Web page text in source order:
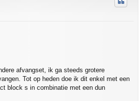
afvangset, ik ga steeds grotere
Tot op heden doe ik dit enkel met een
block s in combinatie met een dun